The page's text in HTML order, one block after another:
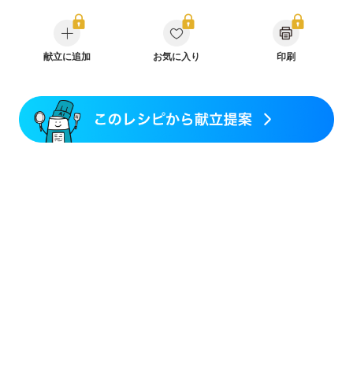
胃がん（抗がん剤治療中）
胃がん治療を終えた方・経過観察中の方
大腸がん治療を終えた方・経過観察中の方
フレイル（年齢に合わせた体作り）
献立に追加 お気に入り 印刷